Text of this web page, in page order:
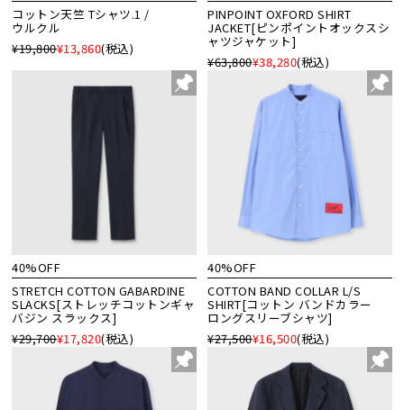
コットン天竺 Tシャツ.1 /
ウルクル
¥19,800¥13,860(税込)
PINPOINT OXFORD SHIRT
JACKET[ピンポイントオックスシ
ャツジャケット]
¥63,800¥38,280(税込)
40%OFF
STRETCH COTTON GABARDINE
SLACKS[ストレッチコットンギャ
バジン スラックス]
¥29,700¥17,820(税込)
40%OFF
COTTON BAND COLLAR L/S
SHIRT[コットン バンドカラー
ロングスリーブシャツ]
¥27,500¥16,500(税込)